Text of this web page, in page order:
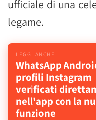
ufficiale di una
legame.
WhatsApp
profili Instagram
verificati
nell'app con la
funzione